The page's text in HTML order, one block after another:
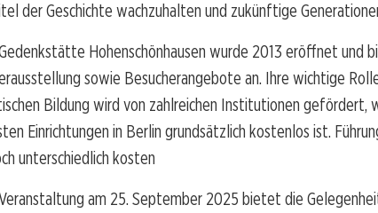
der Geschichte wachzuhalten und zukünftige
Hohenschönhausen wurde 2013 eröffnet und
sowie Besucherangebote an. Ihre wichtige
Bildung wird von zahlreichen Institutionen gefördert,
Einrichtungen in Berlin grundsätzlich kostenlos ist.
unterschiedlich kosten
am 25. September 2025 bietet die